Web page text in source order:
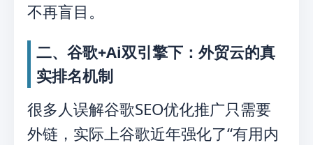
不再盲目。
二、谷歌+Ai双引擎下：外贸云的真
实排名机制
很多人误解谷歌SEO优化推广只需要
外链，实际上谷歌近年强化了“有用内